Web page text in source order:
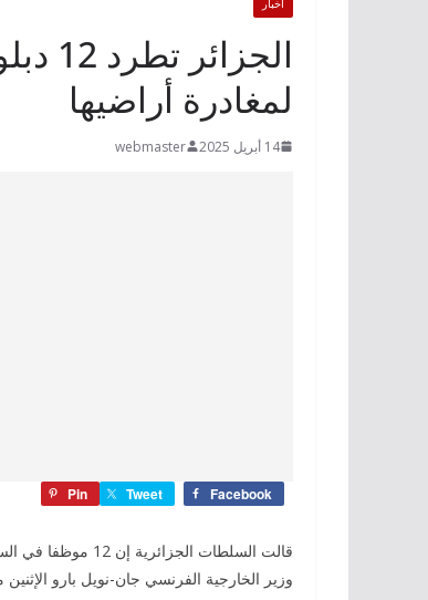
لمغادرة أراضيها
14 أبريل 2025 webmaster
Facebook
Tweet
Pin
وزير الخارجية الفرنسي جان-نويل بارو